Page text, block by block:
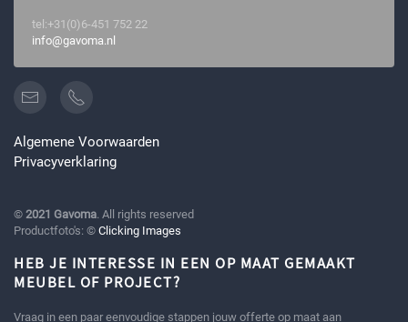
tel:+31(0)6-451 752 22
info@gavoma.nl
Algemene Voorwaarden
Privacyverklaring
© 2021 Gavoma. All rights reserved
Productfoto's: © Clicking Images
HEB JE INTERESSE IN EEN OP MAAT GEMAAKT
MEUBEL OF PROJECT?
Vraag in een paar eenvoudige stappen jouw offerte op maat aan